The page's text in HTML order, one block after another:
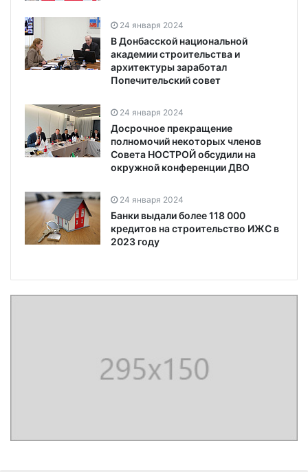
24 января 2024
В Донбасской национальной
академии строительства и
архитектуры заработал
Попечительский совет
24 января 2024
Досрочное прекращение
полномочий некоторых членов
Совета НОСТРОЙ обсудили на
окружной конференции ДВО
24 января 2024
Банки выдали более 118 000
кредитов на строительство ИЖС в
2023 году